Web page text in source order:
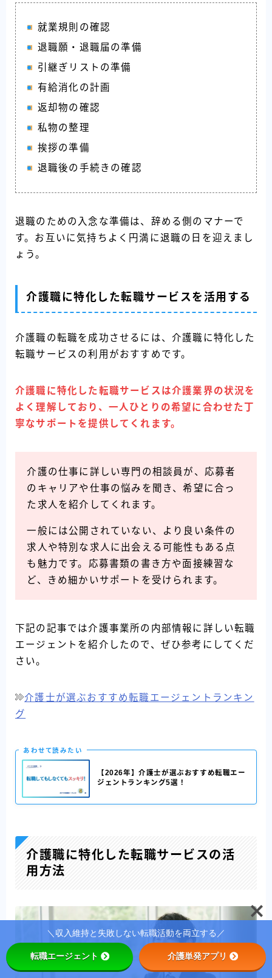
Follow Me
就業規則の確認
退職願・退職届の準備
引継ぎリストの準備
有給消化の計画
返却物の確認
私物の整理
挨拶の準備
退職後の手続きの確認
退職のための入念な準備は、辞める側のマナーで
す。お互いに気持ちよく円満に退職の日を迎えまし
ょう。
介護職に特化した転職サービスを活用する
介護職の転職を成功させるには、介護職に特化した
転職サービスの利用がおすすめです。
介護職に特化した転職サービスは介護業界の状況を
よく理解しており、一人ひとりの希望に合わせた丁
寧なサポートを提供してくれます。
介護の仕事に詳しい専門の相談員が、応募者
のキャリアや仕事の悩みを聞き、希望に合っ
た求人を紹介してくれます。
一般には公開されていない、より良い条件の
求人や特別な求人に出会える可能性もある点
も魅力です。応募書類の書き方や面接練習な
ど、きめ細かいサポートを受けられます。
下記の記事では介護事業所の内部情報に詳しい転職
エージェントを紹介したので、ぜひ参考にしてくだ
さい。
介護士が選ぶおすすめ転職エージェントランキン
グ
あわせて読みたい
【2026年】介護士が選ぶおすすめ転職エー
ジェントランキング5選！
介護職に特化した転職サービスの活
用方法
＼収入維持と失敗しない転職活動を両立する／
転職エージェント 介護単発アプリ